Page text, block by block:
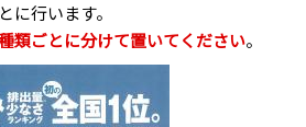
に行います。
類ごとに分けて置いてください。